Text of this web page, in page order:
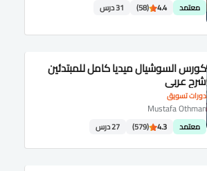
معتمد 4.4
(58) 31 درس
دورات تسويق
كورس السوشيال ميديا كامل للمبتدئين
شرح عربى
Mustafa Othman
معتمد 4.3
(579) 27 درس